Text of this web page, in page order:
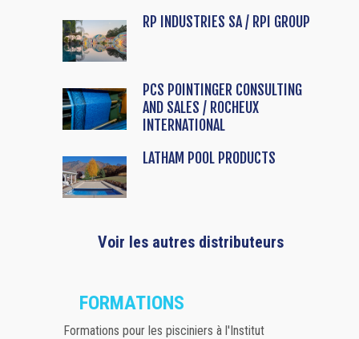
RP INDUSTRIES SA / RPI GROUP
PCS POINTINGER CONSULTING
AND SALES / ROCHEUX
INTERNATIONAL
LATHAM POOL PRODUCTS
Voir les autres distributeurs
FORMATIONS
Formations pour les pisciniers à l'Institut